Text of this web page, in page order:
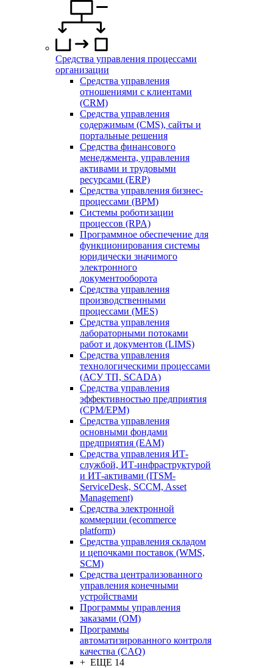
Средства управления процессами
организации
Средства управления
отношениями с клиентами
(CRM)
Средства управления
содержимым (CMS), сайты и
портальные решения
Средства финансового
менеджмента, управления
активами и трудовыми
ресурсами (ERP)
Средства управления бизнес-
процессами (BPM)
Системы роботизации
процессов (RPA)
Программное обеспечение для
функционирования системы
юридически значимого
электронного
документооборота
Средства управления
производственными
процессами (MES)
Средства управления
лабораторными потоками
работ и документов (LIMS)
Средства управления
технологическими процессами
(АСУ ТП, SCADA)
Средства управления
эффективностью предприятия
(CPM/EPM)
Средства управления
основными фондами
предприятия (EAM)
Средства управления ИТ-
службой, ИТ-инфраструктурой
и ИТ-активами (ITSM-
ServiceDesk, SCCM, Asset
Management)
Средства электронной
коммерции (ecommerce
platform)
Средства управления складом
и цепочками поставок (WMS,
SCM)
Средства централизованного
управления конечными
устройствами
Программы управления
заказами (OM)
Программы
автоматизированного контроля
качества (CAQ)
+ ЕЩЕ 14